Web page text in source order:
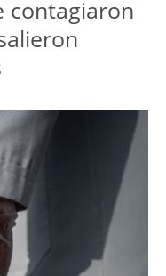
contagiaron